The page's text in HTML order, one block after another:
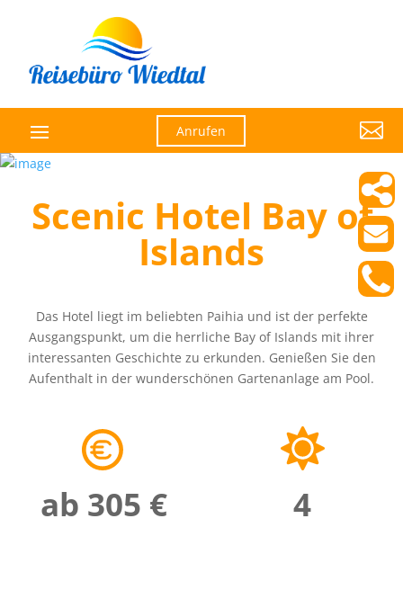
Anrufen 
Scenic Hotel Bay of
Islands
Das Hotel liegt im beliebten Paihia und ist der perfekte
Ausgangspunkt, um die herrliche Bay of Islands mit ihrer
interessanten Geschichte zu erkunden. Genießen Sie den
Aufenthalt in der wunderschönen Gartenanlage am Pool.
ab 305 € 4